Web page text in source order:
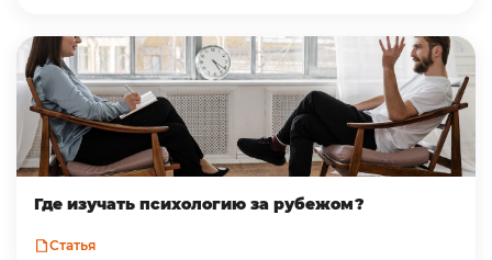
Где изучать психологию за рубежом?
Статья